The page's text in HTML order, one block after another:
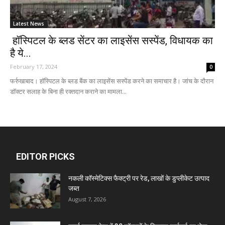
Latest News
हॉस्पिटल के ब्लड सेंटर का लाइसेंस सस्पेंड, विधायक का
है ये...
February 17, 2024 0
फर्रुखाबाद। हॉस्पिटल के ब्लड बैंक का लाइसेंस सस्पेंड करने का समाचार है। जांच के दौरान
डॉक्टर सलाह के बिना ही रक्तदान कराने का मामला...
EDITOR PICKS
नकली कॉस्मेटिक्स फैक्ट्री पर रेड, लाखों के डुप्लीकेट उत्पाद
जब्त
August 7, 2026